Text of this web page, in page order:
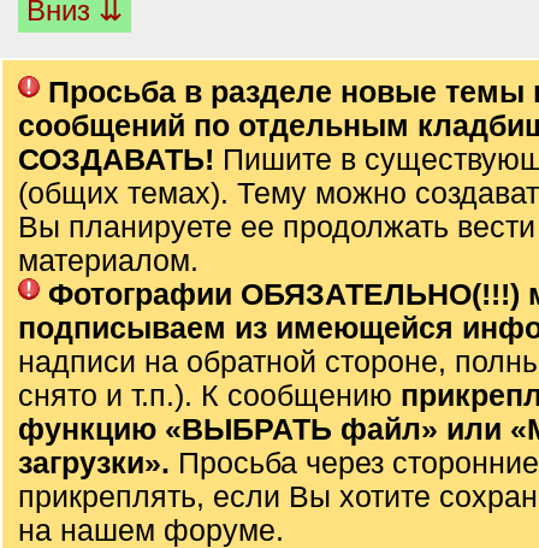
Вниз ⇊
Просьба в разделе новые темы
сообщений по отдельным
СОЗДАВАТЬ! Пишите в
(общих темах). Тему можно
Вы планируете ее продолжать
материалом.
Фотографии ОБЯЗАТЕЛЬНО(!!!)
подписываем из имеющейся
надписи на обратной стороне,
снято и т.п.). К сообщению
функцию «ВЫБРАТЬ файл» или
загрузки». Просьба через
прикреплять, если Вы хотите
на нашем форуме.